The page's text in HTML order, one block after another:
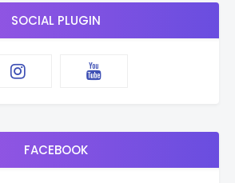
SOCIAL PLUGIN
FACEBOOK